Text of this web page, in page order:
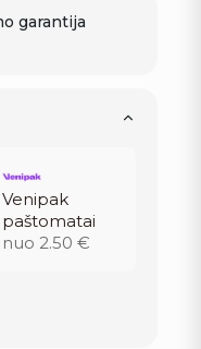
garantija
Venipak
paštomatai
nuo 2.50 €